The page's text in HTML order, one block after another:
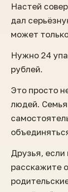
Настей
дал
может
Нужно 24
рублей.
Это просто
людей.
Друзья,
расскажите